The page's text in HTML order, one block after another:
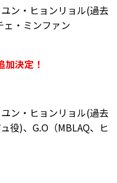
ン・ヒョンリョル(過去
・ミンファン
決定！
ン・ヒョンリョル(過去
役)、G.O（MBLAQ、ヒ